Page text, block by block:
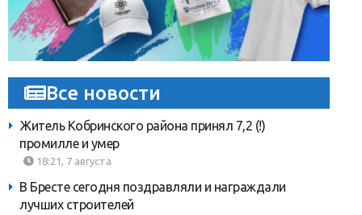
Все новости
Житель Кобринского района принял 7,2 (!)
промилле и умер
18:21, 7 августа
В Бресте сегодня поздравляли и награждали
лучших строителей